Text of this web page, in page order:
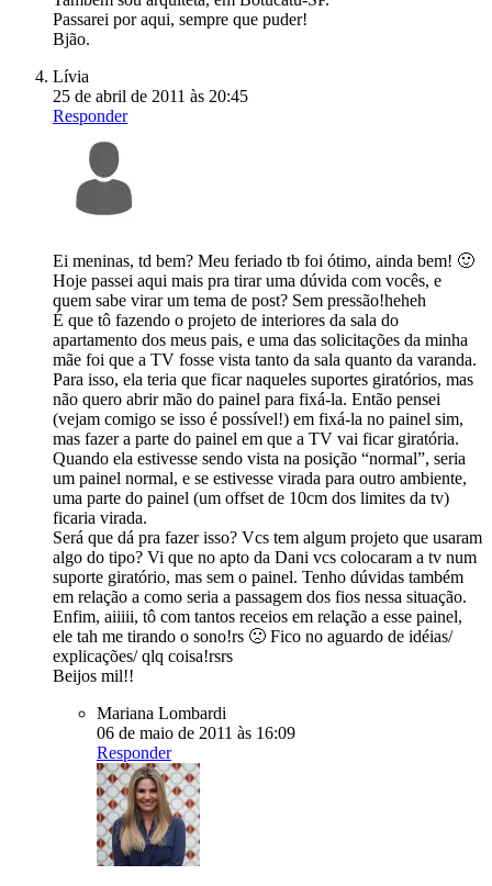
Passarei por aqui, sempre que puder!
Bjão.
Lívia
25 de abril de 2011 às 20:45
Responder
Ei meninas, td bem? Meu feriado tb foi ótimo, ainda bem! 🙂
Hoje passei aqui mais pra tirar uma dúvida com vocês, e
quem sabe virar um tema de post? Sem pressão!heheh
É que tô fazendo o projeto de interiores da sala do
apartamento dos meus pais, e uma das solicitações da minha
mãe foi que a TV fosse vista tanto da sala quanto da varanda.
Para isso, ela teria que ficar naqueles suportes giratórios, mas
não quero abrir mão do painel para fixá-la. Então pensei
(vejam comigo se isso é possível!) em fixá-la no painel sim,
mas fazer a parte do painel em que a TV vai ficar giratória.
Quando ela estivesse sendo vista na posição “normal”, seria
um painel normal, e se estivesse virada para outro ambiente,
uma parte do painel (um offset de 10cm dos limites da tv)
ficaria virada.
Será que dá pra fazer isso? Vcs tem algum projeto que usaram
algo do tipo? Vi que no apto da Dani vcs colocaram a tv num
suporte giratório, mas sem o painel. Tenho dúvidas também
em relação a como seria a passagem dos fios nessa situação.
Enfim, aiiiii, tô com tantos receios em relação a esse painel,
ele tah me tirando o sono!rs 🙁 Fico no aguardo de idéias/
explicações/ qlq coisa!rsrs
Beijos mil!!
Mariana Lombardi
06 de maio de 2011 às 16:09
Responder